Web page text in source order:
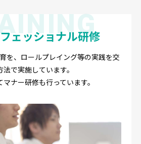
ェッショナル研修
を、ロールプレイング等の実践を交
法で実施しています。
マナー研修も行っています。